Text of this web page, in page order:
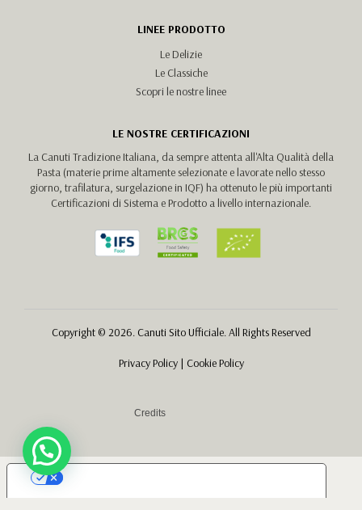
LINEE PRODOTTO
Le Delizie
Le Classiche
Scopri le nostre linee
LE NOSTRE CERTIFICAZIONI
La Canuti Tradizione Italiana, da sempre attenta all'Alta Qualità della
Pasta (materie prime altamente selezionate e lavorate nello stesso
giorno, trafilatura, surgelazione in IQF) ha ottenuto le più importanti
Certificazioni di Sistema e Prodotto a livello internazionale.
Copyright © 2026. Canuti Sito Ufficiale. All Rights Reserved
Privacy Policy| Cookie Policy
Informativa sulla raccolta
Le tue preferenze relative alla privacy